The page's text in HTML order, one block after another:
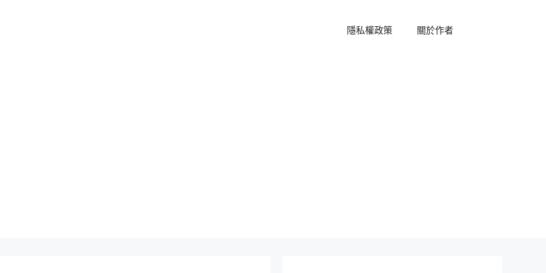
隱私權政策 關於作者